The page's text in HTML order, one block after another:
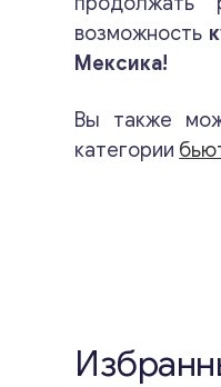
возможность
Мексика!
Вы также
категории